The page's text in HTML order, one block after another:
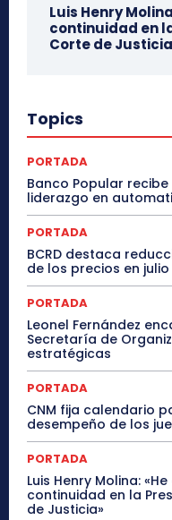
Luis Henry
continuidad en
Corte de
Topics
PORTADA
Banco Popular
liderazgo en
PORTADA
BCRD destaca
de los precios en julio
PORTADA
Leonel Fernández
Secretaría de
estratégicas
PORTADA
CNM fija calendario
desempeño de los
PORTADA
Luis Henry Molina:
continuidad en la
de Justicia»